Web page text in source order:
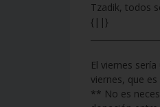
Tzadik, todos
{||}
El viernes
viernes, que
** No es